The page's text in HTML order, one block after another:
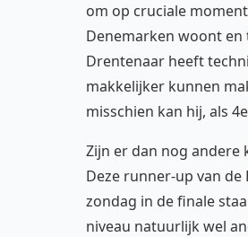
om op cruciale
Denemarken woont
Drentenaar heeft
makkelijker kunnen
misschien kan hij, als
Zijn er dan nog andere
Deze runner-up van
zondag in de finale
niveau natuurlijk wel